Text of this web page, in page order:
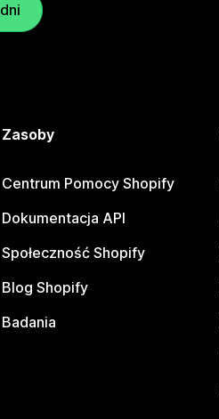
Zasoby
Centrum Pomocy Shopify
Dokumentacja API
Społeczność Shopify
Blog Shopify
Badania